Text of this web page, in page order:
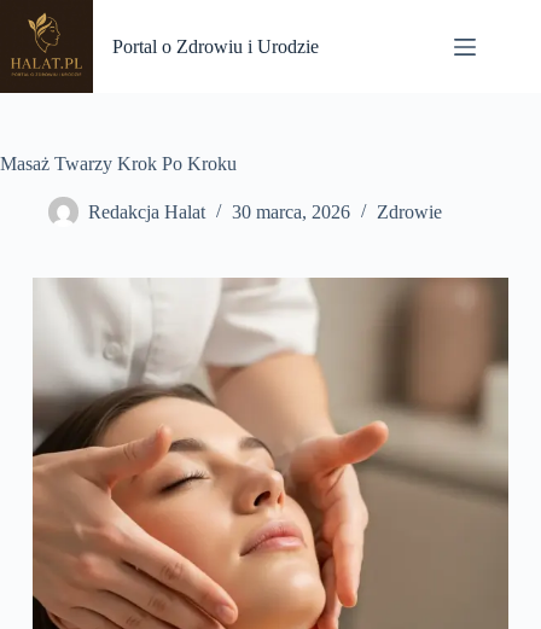
Przejdź
treści
Portal o Zdrowiu i Urodzie
Masaż Twarzy Krok Po Kroku
Redakcja Halat 30 marca, 2026 Zdrowie